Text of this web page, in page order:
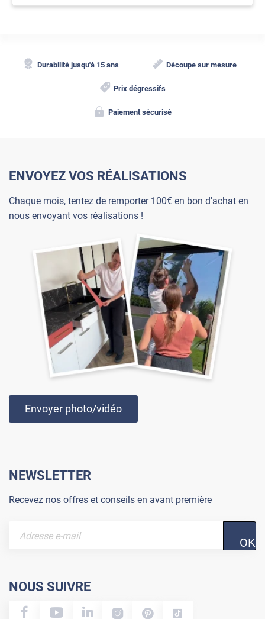
Durabilité jusqu'à 15 ans Découpe sur mesure
Prix dégressifs
Paiement sécurisé
ENVOYEZ VOS RÉALISATIONS
Chaque mois, tentez de remporter 100€ en bon d'achat en
nous envoyant vos réalisations !
Envoyer photo/vidéo
NEWSLETTER
Recevez nos offres et conseils en avant première
OK
NOUS SUIVRE